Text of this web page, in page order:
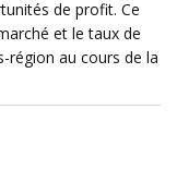
de profit. Ce
et le taux de
région au cours de la